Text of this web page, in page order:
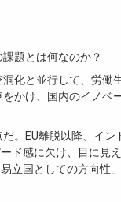
題とは何なのか？
化と並行して、労働
かけ、国内のイノベ
。EU離脱以降、イン
ド感に欠け、目に見
立国としての方向性